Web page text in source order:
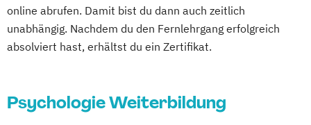
Heilpraktiker/-in für Psychotherapie
Fachrichtung "Entspannungstherapie"
Heilpraktiker/-in für Psychotherapie
online abrufen. Damit bist du dann auch zeitlich
unabhängig. Nachdem du den Fernlehrgang erfolgreich
absolviert hast, erhältst du ein Zertifikat.
Psychologie Weiterbildung